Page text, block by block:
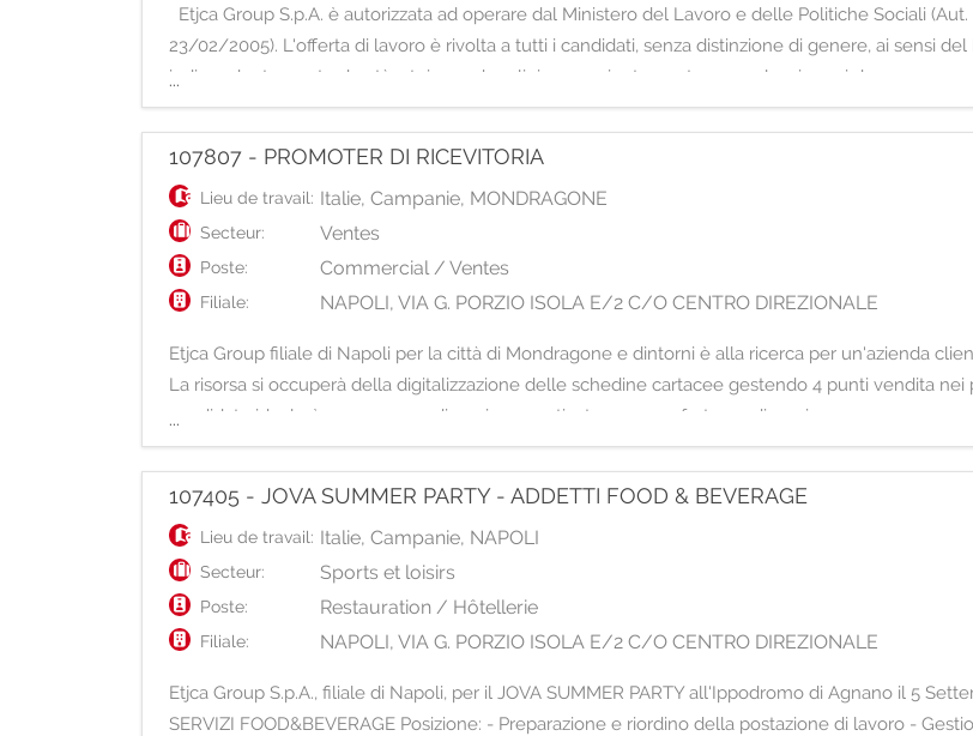
Etjca Group S.p.A. è autorizzata ad operare dal Ministero del Lavoro e delle Politiche Sociali (Aut.
23/02/2005). L'offerta di lavoro è rivolta a tutti i candidati, senza distinzione di genere, ai sensi del
indipendentemente da età, etnia, credo religioso o orientamento sessuale, ai sensi de
...
107807 - PROMOTER DI RICEVITORIA
Lieu de travail: Italie,Campanie, MONDRAGONE
Secteur: Ventes
Poste: Commercial / Ventes
Filiale: NAPOLI, VIA G. PORZIO ISOLA E/2 C/O CENTRO DIREZIONALE
Etjca Group filiale di Napoli per la città di Mondragone e dintorni è alla ricerca per un'azienda
La risorsa si occuperà della digitalizzazione delle schedine cartacee gestendo 4 punti vendita
candidato ideale è una persona dinamica e motivata, con una forte predisposiz
...
107405 - JOVA SUMMER PARTY - ADDETTI FOOD & BEVERAGE
Lieu de travail: Italie,Campanie, NAPOLI
Secteur: Sports et loisirs
Poste: Restauration / Hôtellerie
Filiale: NAPOLI, VIA G. PORZIO ISOLA E/2 C/O CENTRO DIREZIONALE
Etjca Group S.p.A., filiale di Napoli, per il JOVA SUMMER PARTY all'Ippodromo di Agnano il 5
SERVIZI FOOD&BEVERAGE Posizione: - Preparazione e riordino della postazione di lavoro -